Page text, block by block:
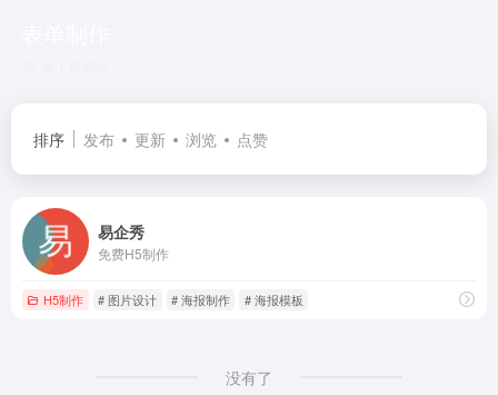
排序 发布 更新 浏览 点赞
易企秀
免费H5制作
H5制作 # 图片设计 # 海报制作 # 海报模板
没有了